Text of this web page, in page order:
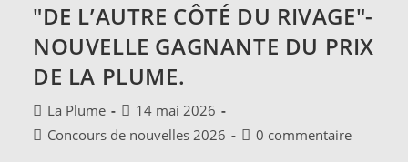
Nouvelles
2026.
"DE L’AUTRE CÔTÉ DU RIVAGE"-
NOUVELLE GAGNANTE DU PRIX
DE LA PLUME.
Auteur/autrice
de
La Plume
Publication
publiée :
14 mai 2026
PostConcours de nouvelles 2026
Commentaires
0 commentaire